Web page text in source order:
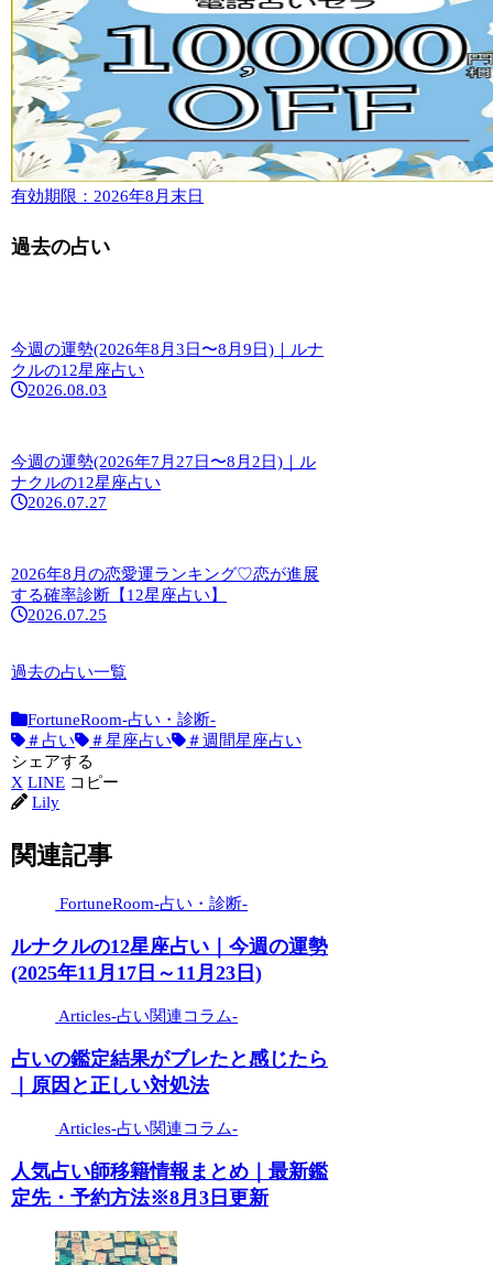
有効期限：2026年8月末日
過去の占い
今週の運勢(2026年8月3日〜8月9日)｜ルナ
クルの12星座占い
2026.08.03
今週の運勢(2026年7月27日〜8月2日)｜ル
ナクルの12星座占い
2026.07.27
2026年8月の恋愛運ランキング♡恋が進展
する確率診断【12星座占い】
2026.07.25
ナクルの12星座占い
2026.07.20
今週の運勢(2026年7月13日〜7月19日)｜ル
2026.07.13
過去の占い一覧
FortuneRoom-占い・診断-
＃占い
＃星座占い
＃週間星座占い
シェアする
X LINE コピー
Lily
関連記事
FortuneRoom-占い・診断-
ルナクルの12星座占い｜今週の運勢
(2025年11月17日～11月23日)
Articles-占い関連コラム-
占いの鑑定結果がブレたと感じたら
｜原因と正しい対処法
Articles-占い関連コラム-
人気占い師移籍情報まとめ｜最新鑑
定先・予約方法※8月3日更新